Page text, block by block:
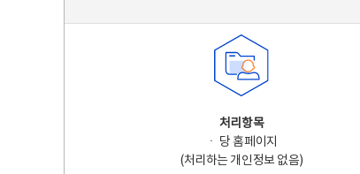
처리항목
ㆍ 당 홈페이지
(처리하는 개인정보 없음)